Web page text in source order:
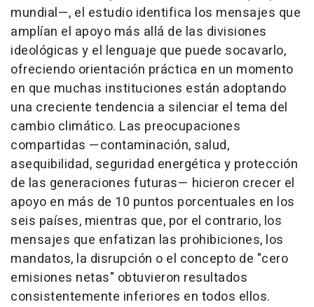
mundial—, el estudio identifica los mensajes que
amplían el apoyo más allá de las divisiones
ideológicas y el lenguaje que puede socavarlo,
ofreciendo orientación práctica en un momento
en que muchas instituciones están adoptando
una creciente tendencia a silenciar el tema del
cambio climático. Las preocupaciones
compartidas —contaminación, salud,
asequibilidad, seguridad energética y protección
de las generaciones futuras— hicieron crecer el
apoyo en más de 10 puntos porcentuales en los
seis países, mientras que, por el contrario, los
mensajes que enfatizan las prohibiciones, los
mandatos, la disrupción o el concepto de "cero
emisiones netas" obtuvieron resultados
consistentemente inferiores en todos ellos.